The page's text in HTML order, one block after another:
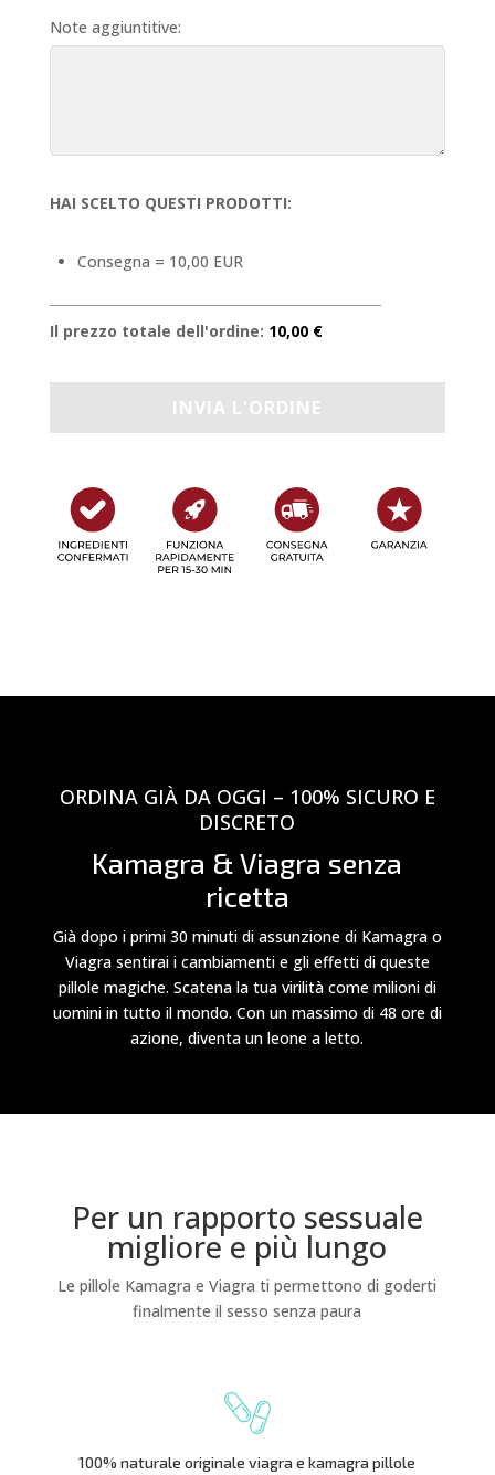
Note aggiuntitive:
HAI SCELTO QUESTI PRODOTTI:
Consegna = 10,00 EUR
Il prezzo totale dell'ordine: 10,00 €
ORDINA GIÀ DA OGGI – 100% SICURO E
DISCRETO
Kamagra & Viagra senza
ricetta
Già dopo i primi 30 minuti di assunzione di Kamagra o
Viagra sentirai i cambiamenti e gli effetti di queste
pillole magiche. Scatena la tua virilità come milioni di
uomini in tutto il mondo. Con un massimo di 48 ore di
azione, diventa un leone a letto.
Per un rapporto sessuale
migliore e più lungo
Le pillole Kamagra e Viagra ti permettono di goderti
finalmente il sesso senza paura
100% naturale originale viagra e kamagra pillole